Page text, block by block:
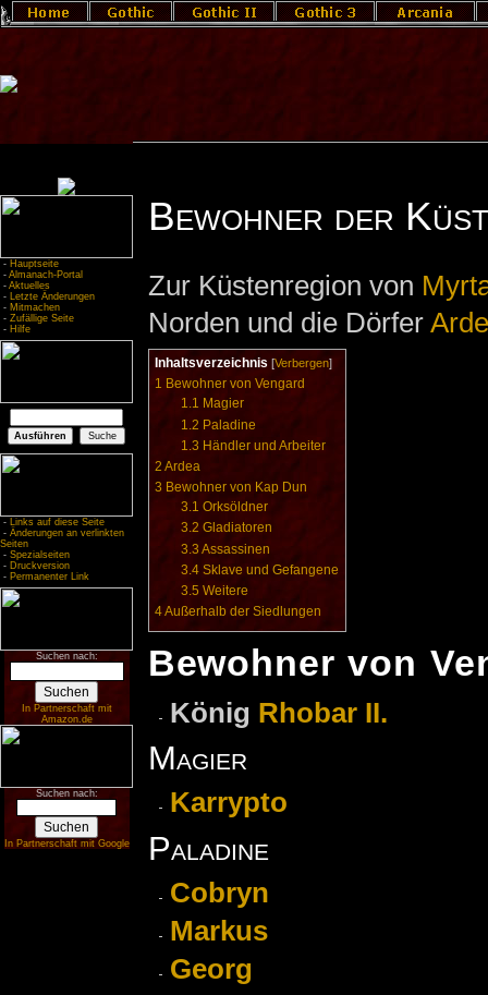
- Hauptseite
- Almanach-Portal
- Aktuelles
- Letzte Änderungen
- Mitmachen
- Zufällige Seite
- Hilfe
- Links auf diese Seite
- Änderungen an verlinkten
Seiten
- Spezialseiten
- Druckversion
- Permanenter Link
Suchen nach:
In Partnerschaft mit
Amazon.de
Suchen nach:
In Partnerschaft mit Google
Bewohner der
Zur Küstenregion von
Norden und die Dörfer
Inhaltsverzeichnis [Verbergen]
1 Bewohner von Vengard
1.1 Magier
1.2 Paladine
1.3 Händler und Arbeiter
2 Ardea
3 Bewohner von Kap Dun
3.1 Orksöldner
3.2 Gladiatoren
3.3 Assassinen
3.4 Sklave und Gefangene
3.5 Weitere
4Außerhalb der Siedlungen
Bewohner von
König Rhobar II.
Magier
Karrypto
Paladine
Cobryn
Markus
Georg